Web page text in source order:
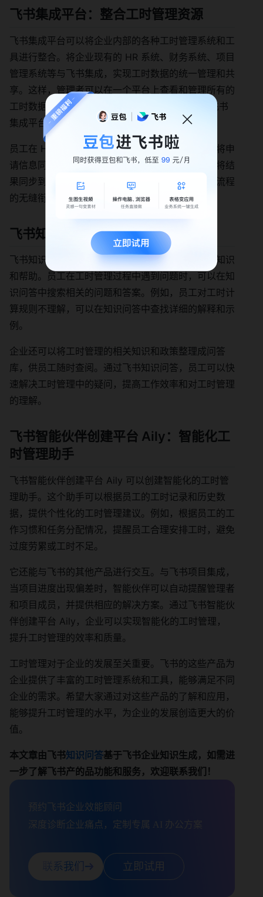
飞书集成平台：整合工时管理资源
飞书集成平台可以将企业内部的各种工时管理系统和工
具进行整合。将企业现有的 HR 系统、财务系统、项目
管理系统等与飞书集成，实现工时数据的统一管理和共
享。这样，管理者可以在一个平台上查看和管理所有的
工时数据，提高工作效率和数据的准确性。 通过飞书
集成平台，还能实现不同系统之间的流程自动化。
员工在 HR 系统中提交工时申请后，系统可以自动将申
请信息同步到飞书审批中进行审批，审批通过后再将结
果同步到财务系统中进行工资计算，实现工时管理流程
的无缝衔接。
飞书知识问答：解决工时管理的疑问
飞书知识问答可以为企业员工提供关于工时管理的知识
和帮助。员工在工时管理过程中遇到问题时，可以在知
识问答中搜索相关的问题和答案。例如，员工对工时计
算规则不理解，可以在知识问答中查找详细的解释和示
例。
企业还可以将工时管理的相关知识和政策整理成问答
库，供员工随时查阅。通过飞书知识问答，员工可以快
速解决工时管理中的疑问，提高工作效率和对工时管理
的理解。
飞书智能伙伴创建平台 Aily：智能化工
时管理助手
飞书智能伙伴创建平台 Aily 可以创建智能化的工时管
理助手。这个助手可以根据员工的工时记录和历史数
据，提供个性化的工时管理建议。例如，根据员工的工
作习惯和任务分配情况，提醒员工合理安排工时，避免
过度劳累或工时不足。
它还能与飞书的其他产品进行交互。与飞书项目集成，
当项目进度出现偏差时，智能伙伴可以自动提醒管理者
和项目成员，并提供相应的解决方案。通过飞书智能伙
伴创建平台 Aily，企业可以实现智能化的工时管理，
提升工时管理的效率和质量。
工时管理对于企业的发展至关重要。飞书的这些产品为
企业提供了丰富的工时管理系统和工具，能够满足不同
企业的需求。希望大家通过对这些产品的了解和应用，
能够提升工时管理的水平，为企业的发展创造更大的价
值。
本文章由飞书知识问答基于飞书企业知识生成，如需进
一步了解飞书产的品功能和服务，欢迎联系我们！
预约飞书企业效能顾问
深度诊断企业痛点，定制专属 AI 办公方案
联系我们 立即试用